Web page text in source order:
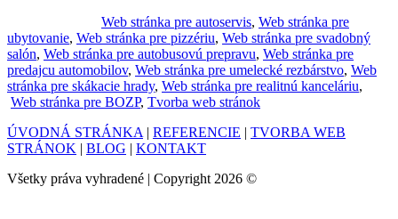
Web stránka pre autoservis, Web stránka pre
ubytovanie, Web stránka pre pizzériu, Web stránka pre svadobný
salón, Web stránka pre autobusovú prepravu, Web stránka pre
predajcu automobilov, Web stránka pre umelecké rezbárstvo, Web
stránka pre skákacie hrady, Web stránka pre realitnú kanceláriu,
Web stránka pre BOZP, Tvorba web stránok
ÚVODNÁ STRÁNKA | REFERENCIE | TVORBA WEB
STRÁNOK | BLOG | KONTAKT
Všetky práva vyhradené | Copyright 2026 ©